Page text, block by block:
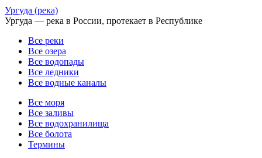
Ургуда (река)
Ургуда — река в России, протекает в Республике
Все реки
Все озера
Все водопады
Все ледники
Все водные каналы
Все моря
Все заливы
Все водохранилища
Все болота
Термины